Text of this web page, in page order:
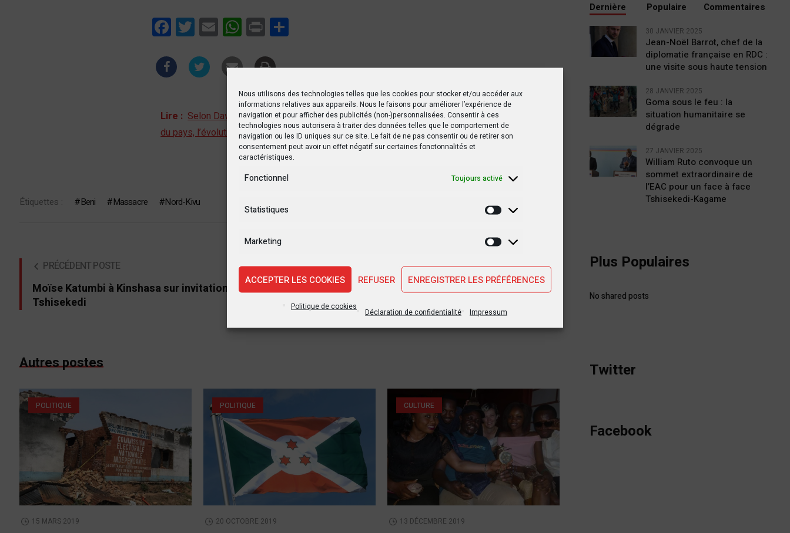
Nous utilisons des technologies telles que les cookies pour stocker et/ou accéder aux
informations relatives aux appareils. Nous le faisons pour améliorer l’expérience de
navigation et pour afficher des publicités (non-)personnalisées. Consentir à ces
technologies nous autorisera à traiter des données telles que le comportement de
navigation ou les ID uniques sur ce site. Le fait de ne pas consentir ou de retirer son
consentement peut avoir un effet négatif sur certaines fonctonnalités et
caractéristiques.
Fonctionnel Toujours activé
Statistiques
Statistiques
Marketing
Marketing
ACCEPTER LES COOKIES REFUSER ENREGISTRER LES PRÉFÉRENCES
Politique de cookies
Déclaration de confidentialité Impressum
FacebookTwitterEmail WhatsApp
Print
Lire : Selon David Gressly, la situation sécuritaire reste difficile à Beni, mais dans l’ensemble
du pays, l’évolution est positive
Étiquettes : Beni Massacre Nord-Kivu
PRÉCÉDENT POSTE
Moïse Katumbi à Kinshasa sur invitation de Félix
Tshisekedi
SUIVANT POSTE
Beni : un officier FARDC disparait avec la paie des
Autres postes
POLITIQUE
15 MARS 2019
POLITIQUE
20 OCTOBRE 2019
CULTURE
13 DÉCEMBRE 2019
Dernière Populaire Commentaires
30 JANVIER 2025
Jean-Noël Barrot, chef de la
diplomatie française en RDC :
une visite sous haute tension
28 JANVIER 2025
Goma sous le feu : la
situation humanitaire se
dégrade
27 JANVIER 2025
William Ruto convoque un
sommet extraordinaire de
l’EAC pour un face à face
Tshisekedi-Kagame
Plus Populaires
No shared posts
Twitter
Facebook